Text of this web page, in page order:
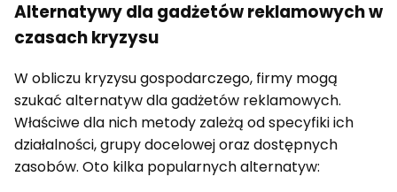
Alternatywy dla gadżetów reklamowych w
czasach kryzysu
W obliczu kryzysu gospodarczego, firmy mogą
szukać alternatyw dla gadżetów reklamowych.
Właściwe dla nich metody zależą od specyfiki ich
działalności, grupy docelowej oraz dostępnych
zasobów. Oto kilka popularnych alternatyw: